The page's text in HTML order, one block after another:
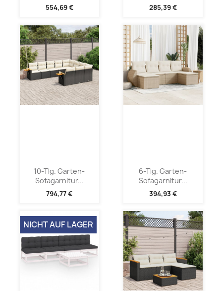
554,69 € 285,39 €
10-Tlg. Garten-
Sofagarnitur...
794,77 €
6-Tlg. Garten-
Sofagarnitur...
394,93 €
NICHT AUF LAGER